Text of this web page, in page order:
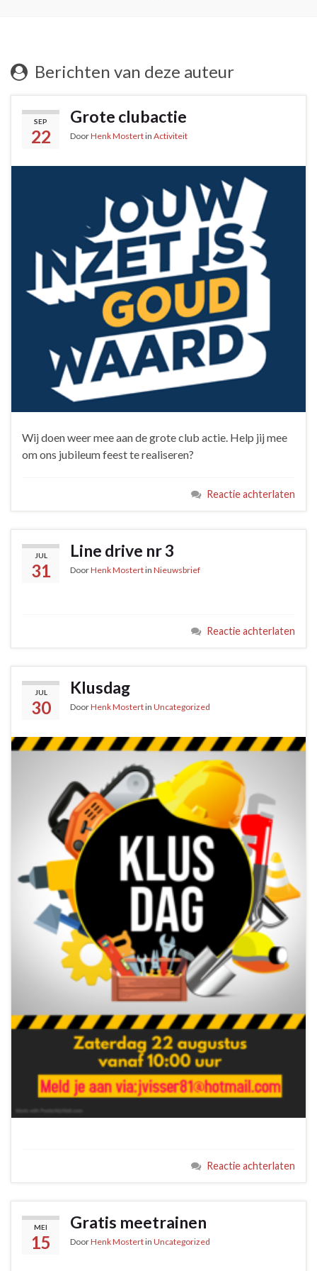
Berichten van deze auteur
SEP
22
Grote clubactie
DoorHenk Mostertin Activiteit
Wij doen weer mee aan de grote club actie. Help jij mee
om ons jubileum feest te realiseren?
Reactie achterlaten
JUL
31
Line drive nr 3
DoorHenk Mostertin Nieuwsbrief
Reactie achterlaten
JUL
30
Klusdag
DoorHenk Mostertin Uncategorized
Reactie achterlaten
MEI
15
Gratis meetrainen
DoorHenk Mostertin Uncategorized